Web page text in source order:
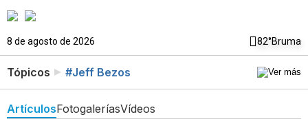
8 de agosto de 2026 82°Bruma
Tópicos #Jeff Bezos
ArtículosFotogaleríasVídeos